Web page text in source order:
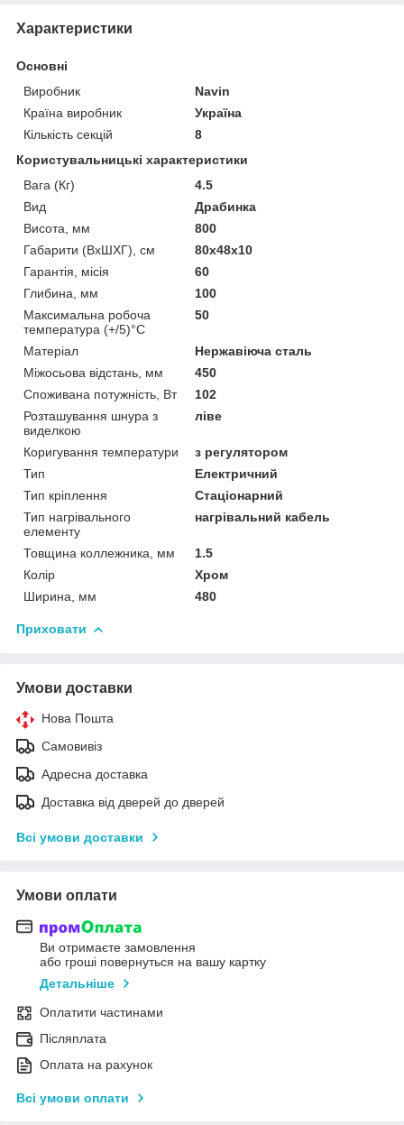
Характеристики
Основні
Виробник
Navin
Країна виробник
Україна
Кількість секцій
8
Користувальницькі характеристики
Вага (Кг)
4.5
Вид
Драбинка
Висота, мм
800
Габарити (ВхШХГ), см
80x48x10
Гарантія, місія
60
Глибина, мм
100
Максимальна робоча
температура (+/5)°C
50
Матеріал
Нержавіюча сталь
Міжосьова відстань, мм
450
Споживана потужність, Вт
102
Розташування шнура з
виделкою
ліве
Коригування температури
з регулятором
Тип
Електричний
Тип кріплення
Стаціонарний
Тип нагрівального
елементу
нагрівальний кабель
Товщина коллежника, мм
1.5
Колір
Хром
Ширина, мм
480
Приховати
Умови доставки
Нова Пошта
Самовивіз
Адресна доставка
Доставка від дверей до дверей
Всі умови доставки
Умови оплати
Ви отримаєте замовлення
або гроші повернуться на вашу картку
Детальніше
Оплатити частинами
Післяплата
Оплата на рахунок
Всі умови оплати